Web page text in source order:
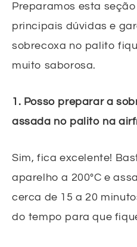
Preparamos esta
principais dúvidas e
sobrecoxa no palito
muito saborosa.
1. Posso preparar a
assada no palito na
Sim, fica excelente!
aparelho a 200°C e
cerca de 15 a 20
do tempo para que